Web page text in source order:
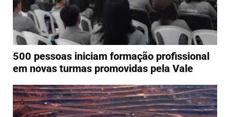
500 pessoas iniciam formação profissional
em novas turmas promovidas pela Vale